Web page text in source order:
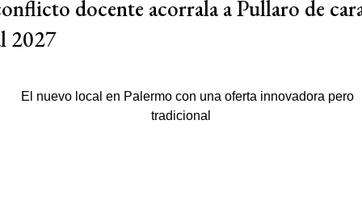
docente acorrala a Pullaro de
2027